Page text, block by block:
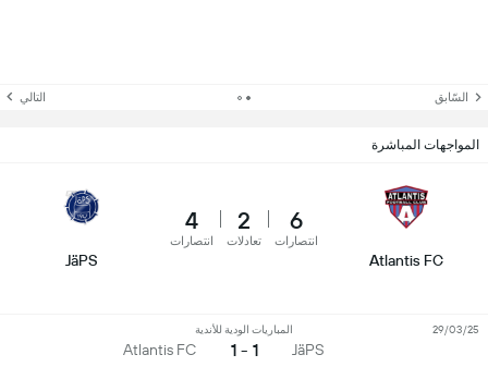
السّابق التالي
المواجهات المباشرة
Atlantis FC
6
انتصارات
2
تعادلات
4
انتصارات
JäPS
JäPS
المباريات الودية للأندية
1 - 1
Atlantis FC
29/03/25